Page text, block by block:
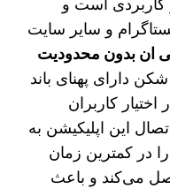
کاربردی است و
و سایر سایت
ان بدون محدودیت
دارای پهنای باند
کاربران
این اپلیکیشن به
در کمترین زمان
می‌کند و باعث